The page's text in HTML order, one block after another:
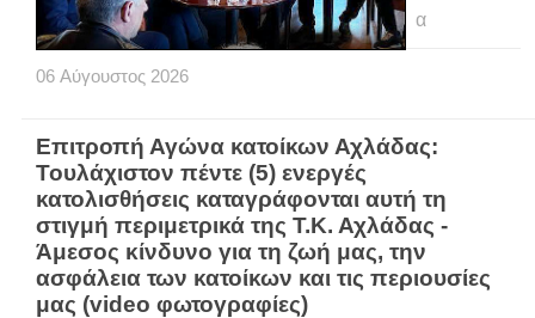
α
06 Αύγουστος 2026
Eπιτροπή Αγώνα κατοίκων Αχλάδας:
Τουλάχιστον πέντε (5) ενεργές
κατολισθήσεις καταγράφονται αυτή τη
στιγμή περιμετρικά της Τ.Κ. Αχλάδας -
Άμεσος κίνδυνο για τη ζωή μας, την
ασφάλεια των κατοίκων και τις περιουσίες
μας (video φωτογραφίες)